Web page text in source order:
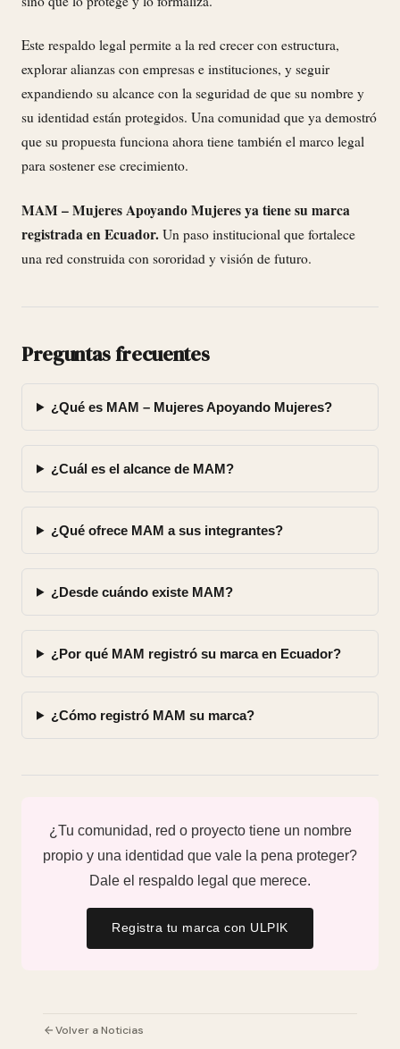
Este respaldo legal permite a la red crecer con estructura,
explorar alianzas con empresas e instituciones, y seguir
expandiendo su alcance con la seguridad de que su nombre y
su identidad están protegidos. Una comunidad que ya demostró
que su propuesta funciona ahora tiene también el marco legal
para sostener ese crecimiento.
MAM – Mujeres Apoyando Mujeres ya tiene su marca
registrada en Ecuador. Un paso institucional que fortalece
una red construida con sororidad y visión de futuro.
Preguntas frecuentes
¿Qué es MAM – Mujeres Apoyando Mujeres?
¿Cuál es el alcance de MAM?
¿Qué ofrece MAM a sus integrantes?
¿Desde cuándo existe MAM?
¿Por qué MAM registró su marca en Ecuador?
¿Cómo registró MAM su marca?
¿Tu comunidad, red o proyecto tiene un nombre
propio y una identidad que vale la pena proteger?
Dale el respaldo legal que merece.
Registra tu marca con ULPIK
Volver a Noticias